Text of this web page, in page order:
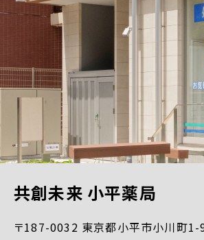
共創未来 小平薬局
〒187-0032 東京都小平市小川町